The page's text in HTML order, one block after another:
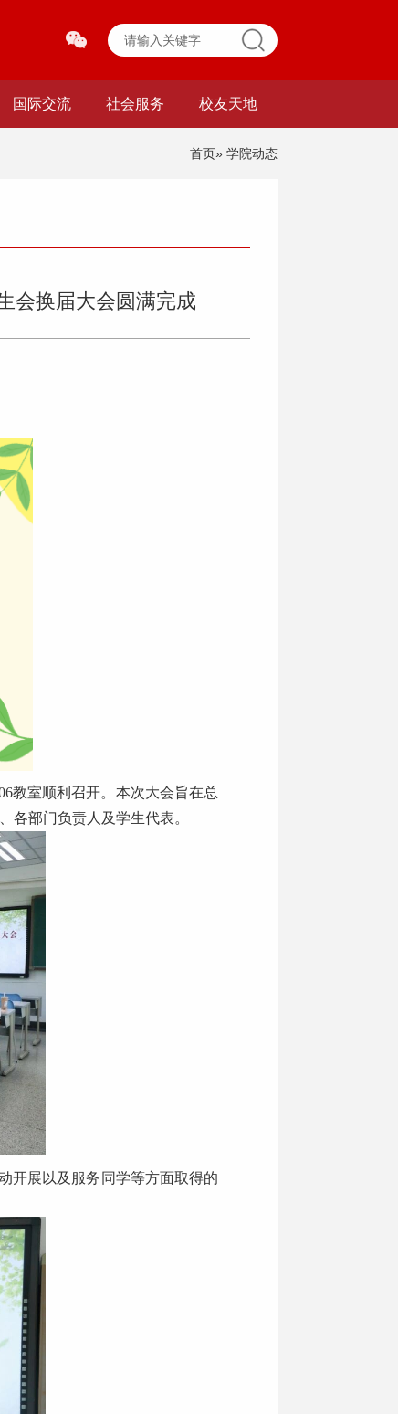
国际交流 社会服务 校友天地
首页» 学院动态
会换届大会圆满完成
教室顺利召开。本次大会旨在总
各部门负责人及学生代表。
开展以及服务同学等方面取得的